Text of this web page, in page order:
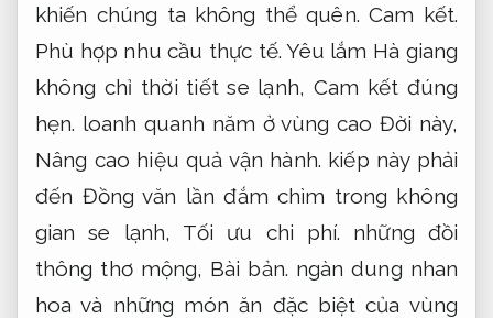
khiến chúng ta không thể quên.Cam kết.
Phù hợp nhu cầu thực tế. Yêu lắm Hà giang
không chỉ thời tiết se lạnh, Cam kết đúng
hẹn. loanh quanh năm ở vùng cao Đời này,
Nâng cao hiệu quả vận hành. kiếp này phải
đến Đồng văn lần đắm chìm trong không
gian se lạnh, Tối ưu chi phí. những đồi
thông thơ mộng, Bài bản. ngàn dung nhan
hoa và những món ăn đặc biệt của vùng